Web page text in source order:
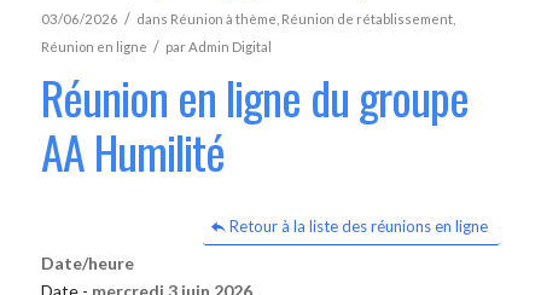
03/06/2026 / dans Réunion à thème Réunion de rétablissement,
Réunion en ligne / parAdmin Digital
Réunion en ligne du groupe
AA Humilité
Retour à la liste des réunions en ligne
Date/heure
Date - mercredi 3 juin 2026